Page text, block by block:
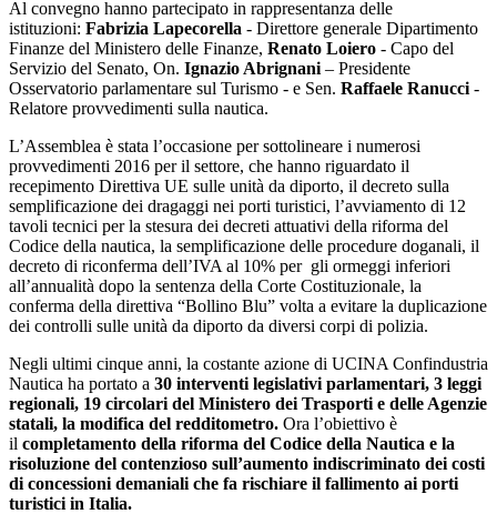
Al convegno hanno partecipato in rappresentanza delle
istituzioni: Fabrizia Lapecorella - Direttore generale Dipartimento
Finanze del Ministero delle Finanze, Renato Loiero - Capo del
Servizio del Senato, On. Ignazio Abrignani – Presidente
Osservatorio parlamentare sul Turismo - e Sen. Raffaele Ranucci -
Relatore provvedimenti sulla nautica.
L’Assemblea è stata l’occasione per sottolineare i numerosi
provvedimenti 2016 per il settore, che hanno riguardato il
recepimento Direttiva UE sulle unità da diporto, il decreto sulla
semplificazione dei dragaggi nei porti turistici, l’avviamento di 12
tavoli tecnici per la stesura dei decreti attuativi della riforma del
Codice della nautica, la semplificazione delle procedure doganali, il
decreto di riconferma dell’IVA al 10% per gli ormeggi inferiori
all’annualità dopo la sentenza della Corte Costituzionale, la
conferma della direttiva “Bollino Blu” volta a evitare la duplicazione
dei controlli sulle unità da diporto da diversi corpi di polizia.
Negli ultimi cinque anni, la costante azione di UCINA Confindustria
Nautica ha portato a 30 interventi legislativi parlamentari, 3 leggi
regionali, 19 circolari del Ministero dei Trasporti e delle Agenzie
statali, la modifica del redditometro. Ora l’obiettivo è
il completamento della riforma del Codice della Nautica e la
risoluzione del contenzioso sull’aumento indiscriminato dei costi
di concessioni demaniali che fa rischiare il fallimento ai porti
turistici in Italia.